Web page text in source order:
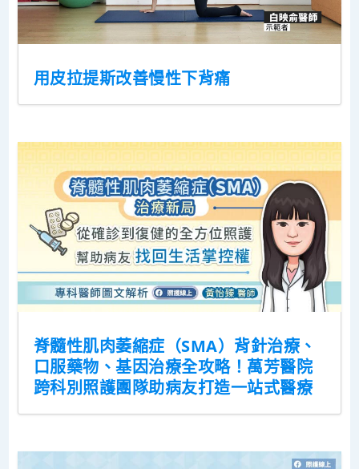
用皮拉提斯改善慢性下背痛
脊髓性肌肉萎縮症（SMA）背針治療、
口服藥物、基因治療全攻略！萬芳醫院
跨科別照護團隊助病友打造一站式醫療